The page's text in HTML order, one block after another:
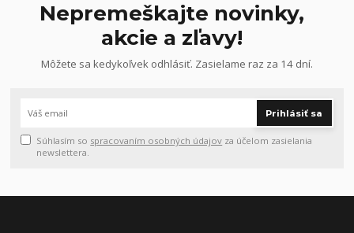
Nepremeškajte novinky,
akcie a zľavy!
Môžete sa kedykoľvek odhlásiť. Zasielame raz za 14 dní.
Prihlásiť sa
Súhlasím so spracovaním osobných údajov za účelom zasielania
newslettera.